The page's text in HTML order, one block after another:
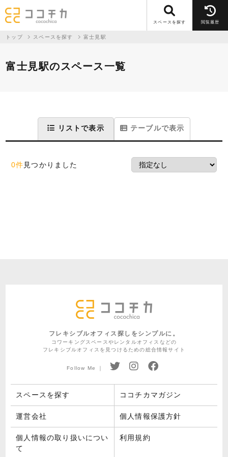
スペースを探す 閲覧履歴
トップ スペースを探す 富士見駅
富士見駅のスペース一覧
リストで表示 テーブルで表示
0件 見つかりました
フレキシブルオフィス探しをシンプルに。
コワーキングスペースやレンタルオフィスなどの
フレキシブルオフィスを見つけるための総合情報サイト
Follow Me ｜
スペースを探す ココチカマガジン
運営会社 個人情報保護方針
個人情報の取り扱いについ
て
利用規約